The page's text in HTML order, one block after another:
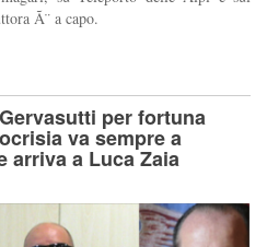
Ã¨ a capo.
per fortuna
va sempre a
arriva a Luca Zaia